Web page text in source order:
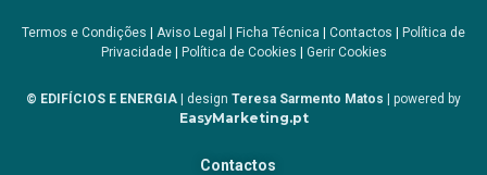
Termos e Condições Aviso Legal Ficha Técnica Contactos
Política de
Privacidade| Política de Cookies Gerir Cookies
© EDIFÍCIOS E ENERGIA | design Teresa Sarmento Matos | powered by
EasyMarketing.pt
Contactos